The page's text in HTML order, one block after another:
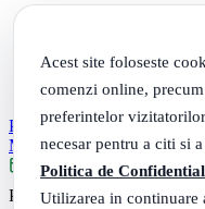
Acest site foloseste
comenzi online,
preferintelor
necesar pentru a citi si
Politica de
Utilizarea in continuare
Pachet 3 caiete Clasa
Matematica si Caiet de
Livrare: maine
PRP: 73.
Lei